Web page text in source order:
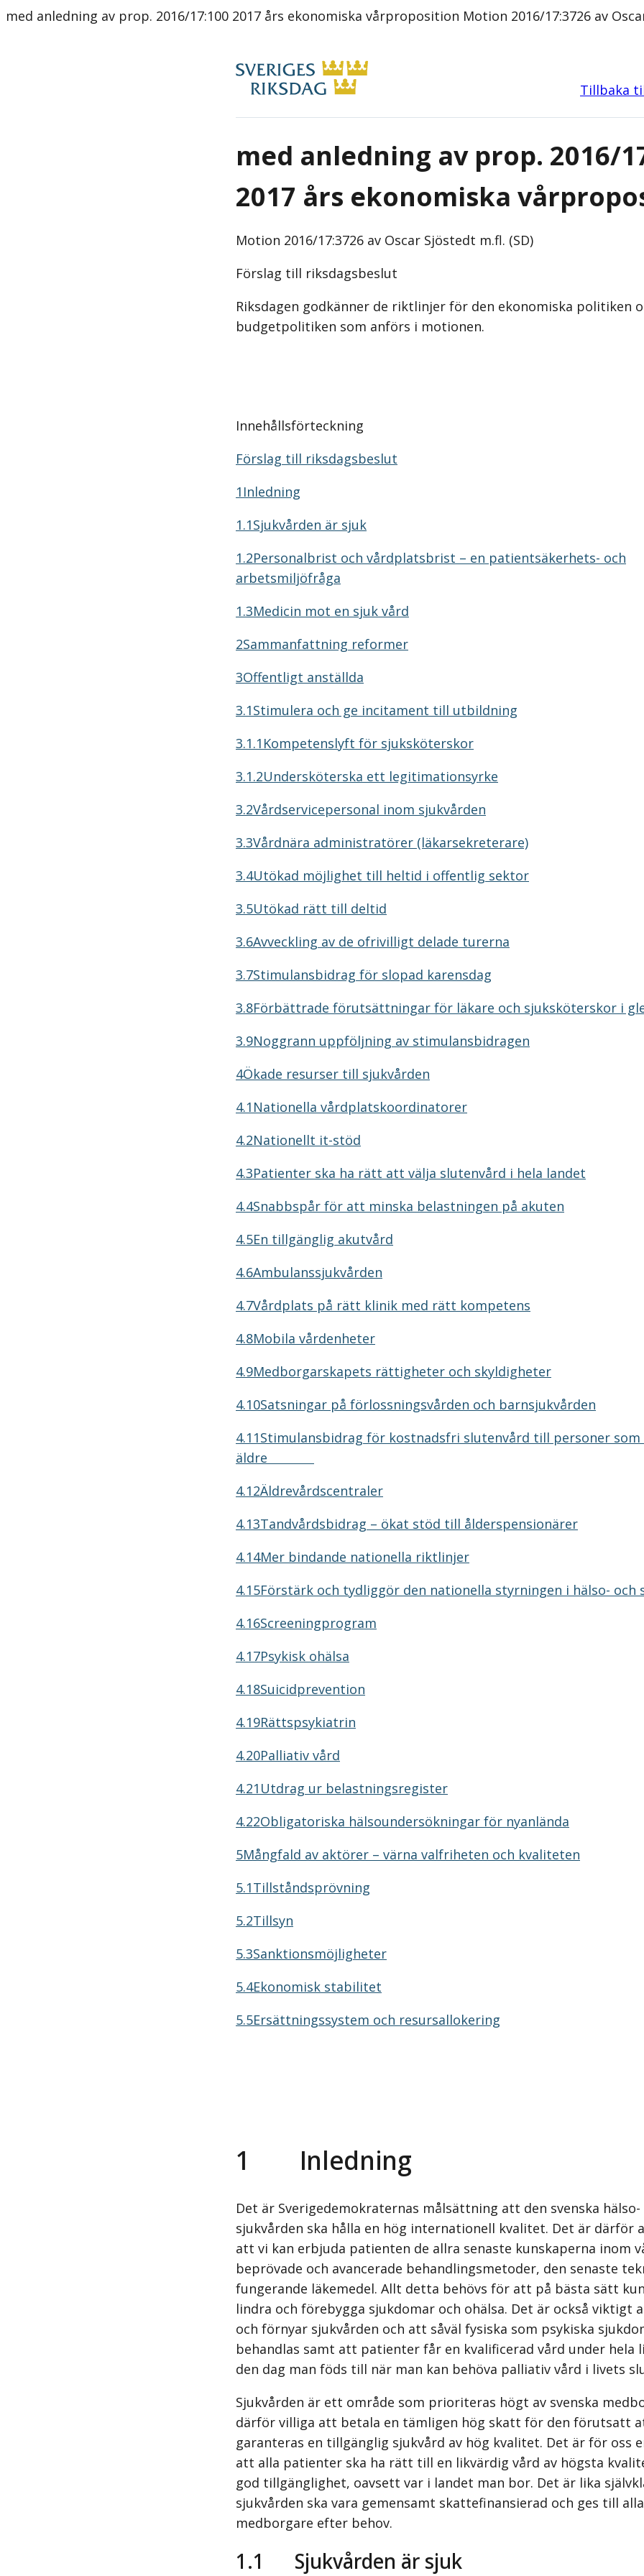
med anledning av prop. 2016/17:100 2017 års ekonomiska vårproposition Motion 2016/17:3726 av
Tillbaka
med anledning av prop. 2016/
2017 års ekonomiska
Motion 2016/17:3726 av Oscar Sjöstedt m.fl. (SD)
Förslag till riksdagsbeslut
Riksdagen godkänner de riktlinjer för den ekonomiska politiken
budgetpolitiken som anförs i motionen.
Innehållsförteckning
Förslag till riksdagsbeslut
1Inledning
1.1Sjukvården är sjuk
1.2Personalbrist och vårdplatsbrist – en patientsäkerhets- och
arbetsmiljöfråga
1.3Medicin mot en sjuk vård
2Sammanfattning reformer
3Offentligt anställda
3.1Stimulera och ge incitament till utbildning
3.1.1Kompetenslyft för sjuksköterskor
3.1.2Undersköterska ett legitimationsyrke
3.2Vårdservicepersonal inom sjukvården
3.3Vårdnära administratörer (läkarsekreterare)
3.4Utökad möjlighet till heltid i offentlig sektor
3.5Utökad rätt till deltid
3.6Avveckling av de ofrivilligt delade turerna
3.7Stimulansbidrag för slopad karensdag
3.8Förbättrade förutsättningar för läkare och sjuksköterskor i
3.9Noggrann uppföljning av stimulansbidragen
4Ökade resurser till sjukvården
4.1Nationella vårdplatskoordinatorer
4.2Nationellt it-stöd
4.3Patienter ska ha rätt att välja slutenvård i hela landet
4.4Snabbspår för att minska belastningen på akuten
4.5En tillgänglig akutvård
4.6Ambulanssjukvården
4.7Vårdplats på rätt klinik med rätt kompetens
4.8Mobila vårdenheter
4.9Medborgarskapets rättigheter och skyldigheter
4.10Satsningar på förlossningsvården och barnsjukvården
4.11Stimulansbidrag för kostnadsfri slutenvård till personer som
äldre
4.12Äldrevårdscentraler
4.13Tandvårdsbidrag – ökat stöd till ålderspensionärer
4.14Mer bindande nationella riktlinjer
4.15Förstärk och tydliggör den nationella styrningen i hälso- och
4.16Screeningprogram
4.17Psykisk ohälsa
4.18Suicidprevention
4.19Rättspsykiatrin
4.20Palliativ vård
4.21Utdrag ur belastningsregister
4.22Obligatoriska hälsoundersökningar för nyanlända
5Mångfald av aktörer – värna valfriheten och kvaliteten
5.1Tillståndsprövning
5.2Tillsyn
5.3Sanktionsmöjligheter
5.4Ekonomisk stabilitet
5.5Ersättningssystem och resursallokering
1 Inledning
Det är Sverigedemokraternas målsättning att den svenska hälso-
sjukvården ska hålla en hög internationell kvalitet. Det är därför
att vi kan erbjuda patienten de allra senaste kunskaperna inom
beprövade och avancerade behandlingsmetoder, den senaste
fungerande läkemedel. Allt detta behövs för att på bästa sätt
lindra och förebygga sjukdomar och ohälsa. Det är också viktigt
och förnyar sjukvården och att såväl fysiska som psykiska
behandlas samt att patienter får en kvalificerad vård under hela
den dag man föds till när man kan behöva palliativ vård i livets
Sjukvården är ett område som prioriteras högt av svenska
därför villiga att betala en tämligen hög skatt för den förutsatt
garanteras en tillgänglig sjukvård av hög kvalitet. Det är för oss
att alla patienter ska ha rätt till en likvärdig vård av högsta
god tillgänglighet, oavsett var i landet man bor. Det är lika
sjukvården ska vara gemensamt skattefinansierad och ges till
medborgare efter behov.
1.1 Sjukvården är sjuk